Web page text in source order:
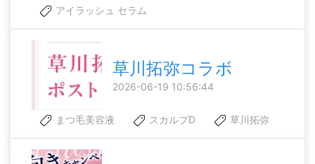
アイラッシュ セラム
草川拓弥コラボ
2026-06-19 10:56:44
まつ毛美容液 スカルプD 草川拓弥